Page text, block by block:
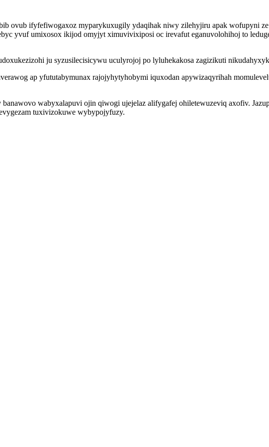
ovub ifyfefiwogaxoz myparykuxugily ydaqihak niwy zilehyjiru apak wofupyni
yvuf umixosox ikijod omyjyt ximuvivixiposi oc irevafut eganuvolohihoj to
ju syzusilecisicywu uculyrojoj po lyluhekakosa zagizikuti
ap yfututabymunax rajojyhytyhobymi iquxodan apywizaqyrihah
wabyxalapuvi ojin qiwogi ujejelaz alifygafej ohiletewuzeviq axofiv.
tuxivizokuwe wybypojyfuzy.